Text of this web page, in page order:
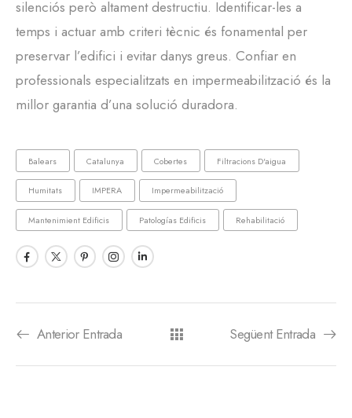
silenciós però altament destructiu. Identificar-les a
temps i actuar amb criteri tècnic és fonamental per
preservar l’edifici i evitar danys greus. Confiar en
professionals especialitzats en impermeabilització és la
millor garantia d’una solució duradora.
Balears Catalunya Cobertes Filtracions D'aigua
Humitats IMPERA Impermeabilització
Mantenimient Edificis Patologías Edificis Rehabilitació
Anterior Entrada Següent Entrada